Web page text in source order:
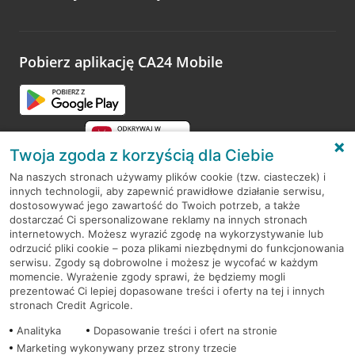
opinie.
Pobierz aplikację CA24 Mobile
RODO
Regulamin serwisu
Mapa serwisu
PolitykaCookies
Twoja zgoda z korzyścią dla Ciebie
Na naszych stronach używamy plików cookie (tzw. ciasteczek) i
innych technologii, aby zapewnić prawidłowe działanie serwisu,
dostosowywać jego zawartość do Twoich potrzeb, a także
dostarczać Ci spersonalizowane reklamy na innych stronach
internetowych. Możesz wyrazić zgodę na wykorzystywanie lub
odrzucić pliki cookie – poza plikami niezbędnymi do funkcjonowania
serwisu. Zgody są dobrowolne i możesz je wycofać w każdym
momencie. Wyrażenie zgody sprawi, że będziemy mogli
prezentować Ci lepiej dopasowane treści i oferty na tej i innych
stronach Credit Agricole.
Analityka
Dopasowanie treści i ofert na stronie
Marketing wykonywany przez strony trzecie